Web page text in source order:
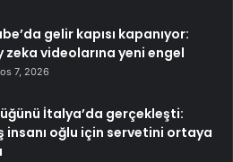
gelir kapısı kapanıyor:
zeka videolarına yeni engel
7, 2026
İtalya’da gerçekleşti:
insanı oğlu için servetini ortaya